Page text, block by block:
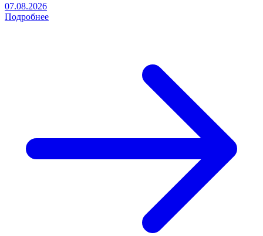
07.08.2026
Подробнее